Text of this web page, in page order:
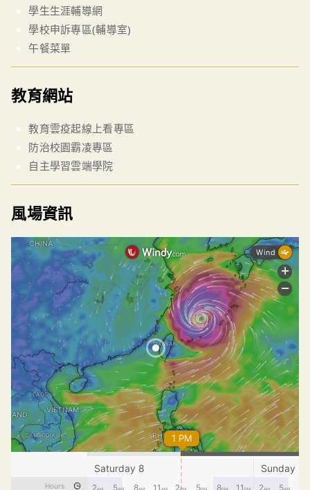
學生生涯輔導網
學校申訴專區(輔導室)
午餐菜單
教育網站
教育雲疫起線上看專區
防治校園霸凌專區
自主學習雲端學院
風場資訊